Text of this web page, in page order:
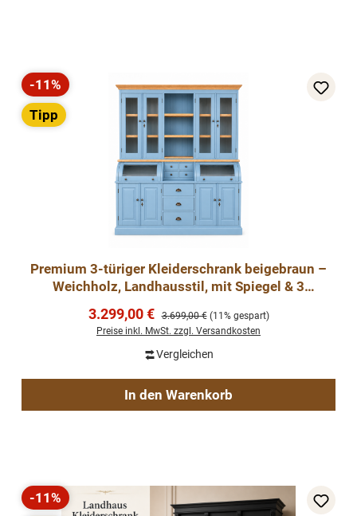
Rabatt
-11%
Tipp
Premium 3-türiger Kleiderschrank beigebraun –
Weichholz, Landhausstil, mit Spiegel & 3
Verkaufspreis:
3.299,00 € Regulärer Preis:
3.699,00 € (11% gespart)
Preise inkl. MwSt. zzgl. Versandkosten
Vergleichen
In den Warenkorb
Rabatt
-11%